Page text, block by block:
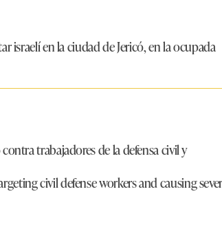
en la ciudad de Jericó, en la ocupada
trabajadores de la defensa civil y
civil defense workers and causing